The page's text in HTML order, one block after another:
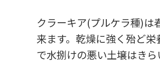
クラーキア(プルケラ種)は
来ます。乾燥に強く殆ど
で水捌けの悪い土壌はきら